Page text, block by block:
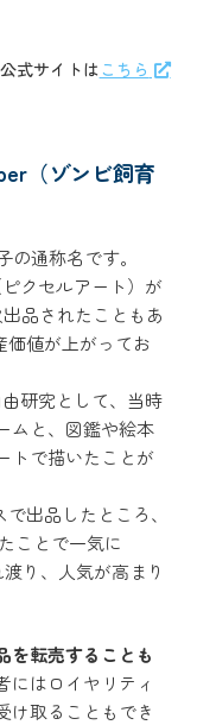
公式サイトは こちら
（ゾンビ飼育
通称名です。
クセルアート）が
品されたこともあ
価値が上がってお
研究として、当時
ムと、図鑑や絵本
トで描いたことが
出品したところ、
ことで一気に
り、人気が高まり
を転売することも
にはロイヤリティ
け取ることもでき